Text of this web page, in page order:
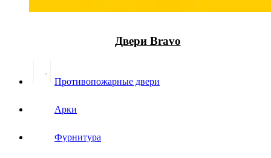
Двери Bravo
Противопожарные двери
Арки
Фурнитура